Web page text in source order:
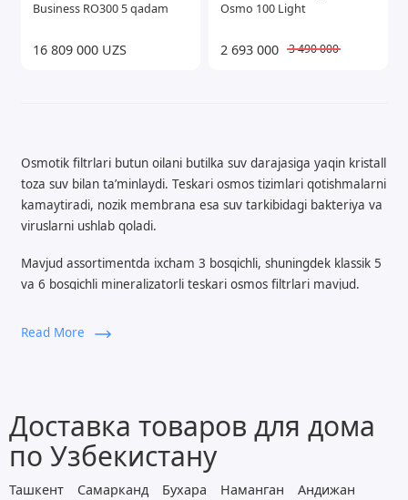
Business RO300 5 qadam
16 809 000 UZS
Osmo 100 Light
2 693 000 3 490 000
Osmotik filtrlari butun oilani butilka suv darajasiga yaqin kristall
toza suv bilan ta’minlaydi. Teskari osmos tizimlari qotishmalarni
kamaytiradi, nozik membrana esa suv tarkibidagi bakteriya va
viruslarni ushlab qoladi.
Mavjud assortimentda ixcham 3 bosqichli, shuningdek klassik 5
va 6 bosqichli mineralizatorli teskari osmos filtrlari mavjud.
Ostki rakovina uchun teskari
berish
Suv sifati kundalik hayotdagi qulaylik va umumiy holatga
bevosita ta’sir qiladi. Shu sababli ko‘plab foydalanuvchilar filtr
obratnogo osmos sotib olishni tanlaydi, ichimlik va ovqat
Read More
Доставка товаров для дома
по Узбекистану
Ташкент Самарканд Бухара Наманган
Андижан